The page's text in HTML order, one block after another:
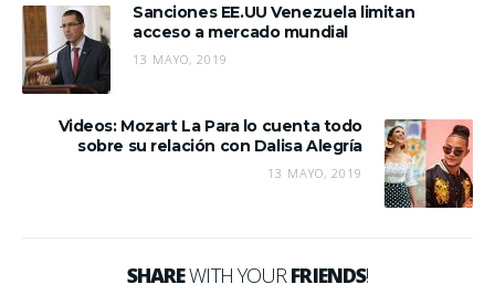
Sanciones EE.UU Venezuela limitan
acceso a mercado mundial
13 MAYO, 2019
Videos: Mozart La Para lo cuenta todo
sobre su relación con Dalisa Alegría
13 MAYO, 2019
SHAREWITH YOUR FRIENDS!